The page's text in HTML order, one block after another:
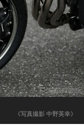
《写真撮影 中野英幸》